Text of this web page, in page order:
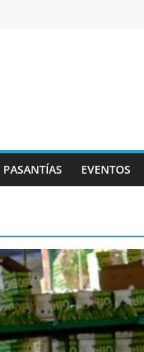
PASANTÍAS EVENTOS